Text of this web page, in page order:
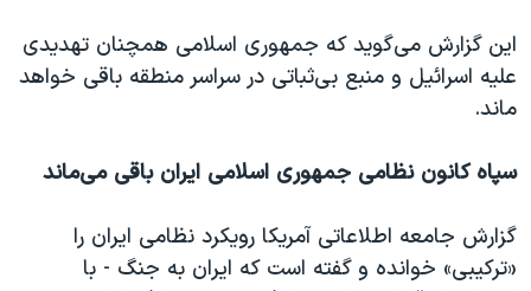
این گزارش می‌گوید که جمهوری اسلامی همچنان تهدیدی
علیه اسرائيل و منبع بی‌ثباتی در سراسر منطقه باقی خواهد
ماند.
سپاه کانون نظامی جمهوری اسلامی ایران باقی می‌ماند
گزارش جامعه اطلاعاتی آمریکا رویکرد نظامی ایران را
«ترکیبی» خوانده و گفته است که ایران به جنگ - با